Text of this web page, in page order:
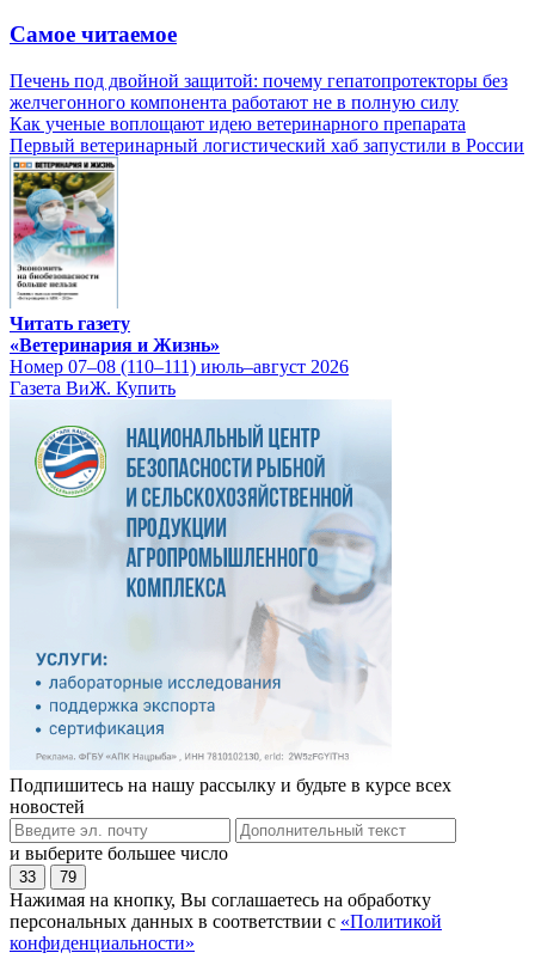
Самое читаемое
Печень под двойной защитой: почему гепатопротекторы без
желчегонного компонента работают не в полную силу
Как ученые воплощают идею ветеринарного препарата
Первый ветеринарный логистический хаб запустили в России
Читать газету
«Ветеринария и Жизнь»
Номер 07–08 (110–111) июль–август 2026
Газета ВиЖ. Купить
Подпишитесь на нашу рассылку и будьте в курсе всех
новостей
и выберите большее число
33 79
Нажимая на кнопку, Вы соглашаетесь на обработку
персональных данных в соответствии с «Политикой
конфиденциальности»